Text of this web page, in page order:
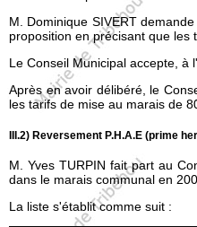
M. Dominique SIVERT
proposition en précisant que les
Le Conseil Municipal accepte, à
Après en avoir délibéré, le
les tarifs de mise au marais de
III.2) Reversement P.H.A.E (prime
M. Yves TURPIN fait part au
dans le marais communal en
La liste s'établit comme suit :